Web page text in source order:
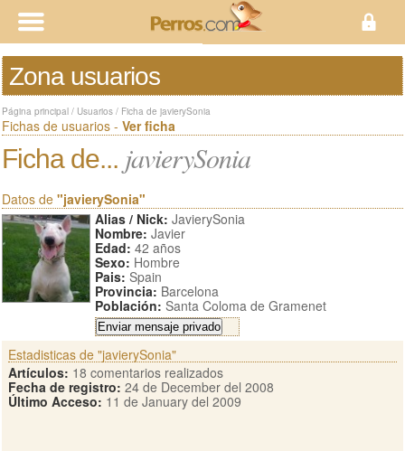
Zona usuarios
Página principal / Usuarios / Ficha de javierySonia
Fichas de usuarios - Ver ficha
Ficha de... javierySonia
Datos de "javierySonia"
Alias / Nick: JavierySonia
Nombre: Javier
Edad: 42 años
Sexo: Hombre
Pais: Spain
Provincia: Barcelona
Población: Santa Coloma de Gramenet
Estadisticas de "javierySonia"
Artículos: 18 comentarios realizados
Fecha de registro: 24 de December del 2008
Último Acceso: 11 de January del 2009